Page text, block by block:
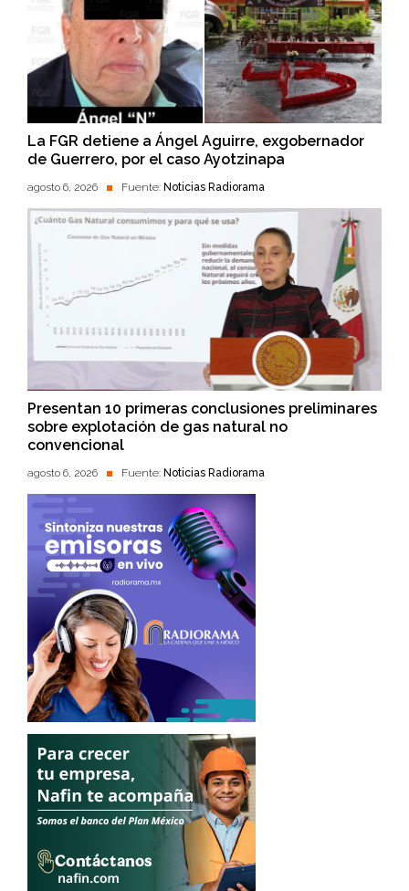
La FGR detiene a Ángel Aguirre, exgobernador
de Guerrero, por el caso Ayotzinapa
agosto 6, 2026 Fuente: Noticias Radiorama
Presentan 10 primeras conclusiones preliminares
sobre explotación de gas natural no
convencional
agosto 6, 2026 Fuente: Noticias Radiorama